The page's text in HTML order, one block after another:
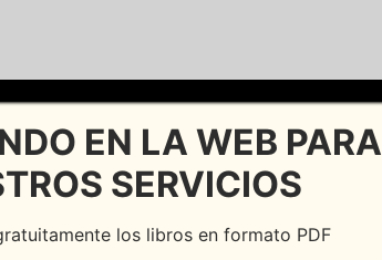
EN LA WEB PARA
SERVICIOS
los libros en formato PDF